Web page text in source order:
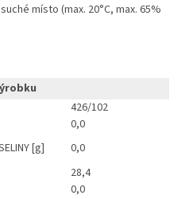
místo (max. 20°C, max. 65%
426/102
0,0
[g]
0,0
28,4
0,0